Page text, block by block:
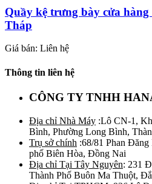
Quầy kệ trưng bày cửa
Tháp
Giá bán: Liên hệ
Thông tin liên hệ
CÔNG TY TNHH
Địa chỉ Nhà Máy :Lô CN-1,
Bình, Phường Long Bình,
Trụ sở chính :68/81 Phan
phố Biên Hòa, Đồng Nai
Địa chỉ Tại Tây Nguyên: 231
Thành Phố Buôn Ma Thuột,